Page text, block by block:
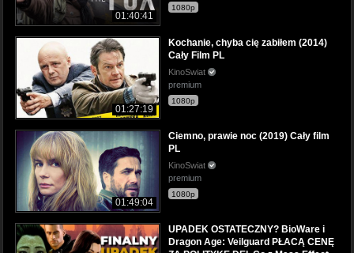
01:40:41
1080p
01:27:19
Kochanie, chyba cię zabiłem (2014)
Cały Film PL
KinoSwiat
premium
1080p
01:49:04
Ciemno, prawie noc (2019) Cały film
PL
KinoSwiat
premium
1080p
UPADEK OSTATECZNY? BioWare i
Dragon Age: Veilguard PŁACĄ CENĘ